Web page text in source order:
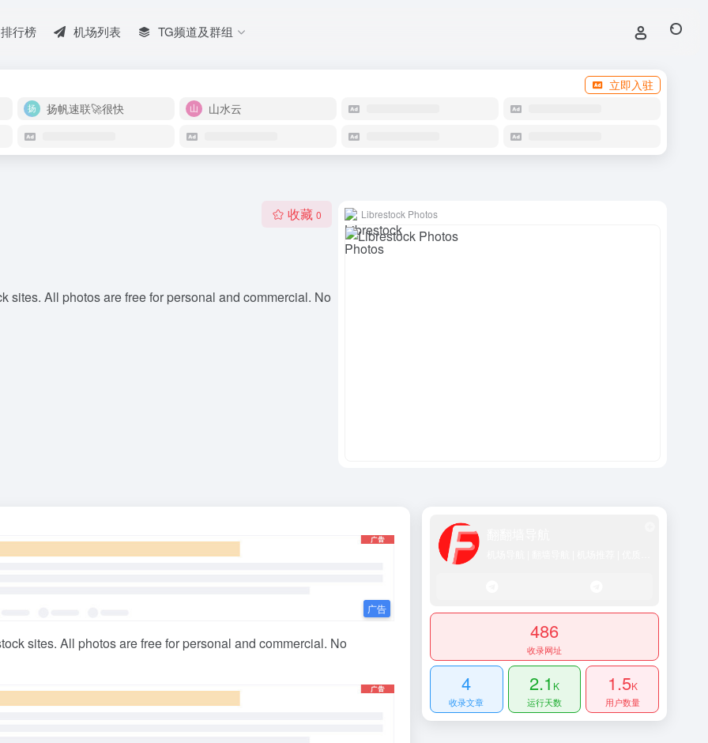
排行榜 机场列表 TG频道及群组
立即入驻
扬帆速联🚀很快
山水云
收藏 0
sites. All photos are free for personal and commercial. No
Librestock Photos
sites. All photos are free for personal and commercial. No
486
收录网址
4
收录文章
2.1 K
运行天数
1.5K
用户数量